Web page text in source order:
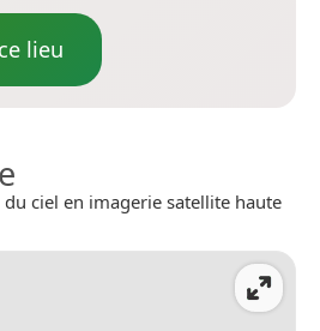
lieu
ciel en imagerie satellite haute